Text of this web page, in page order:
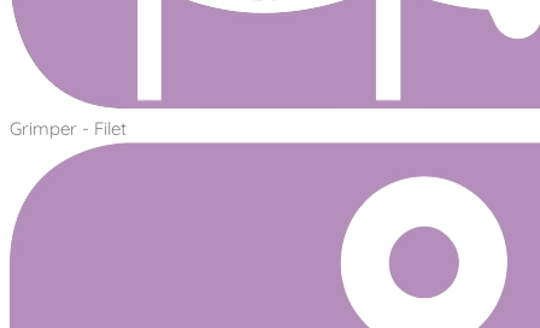
Grimper - Filet